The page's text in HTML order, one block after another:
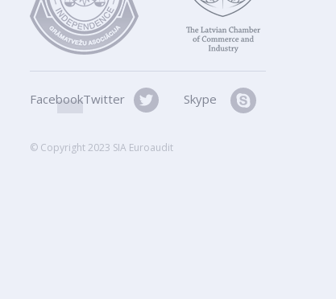
FacebookTwitter Skype
© Copyright 2023 SIA Euroaudit